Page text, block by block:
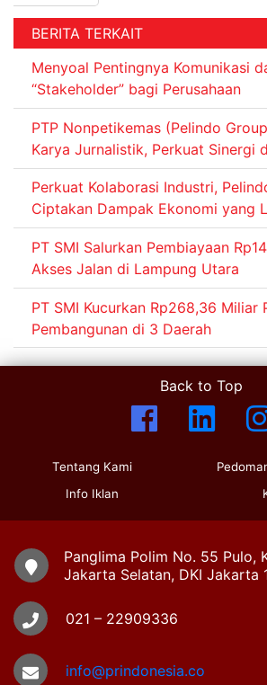
BERITA TERKAIT
Menyoal Pentingnya Komunikasi
“Stakeholder” bagi Perusahaan
PTP Nonpetikemas (Pelindo
Karya Jurnalistik, Perkuat Sinergi
Perkuat Kolaborasi Industri,
Ciptakan Dampak Ekonomi yang
PT SMI Salurkan Pembiayaan
Akses Jalan di Lampung Utara
PT SMI Kucurkan Rp268,36 Miliar
Pembangunan di 3 Daerah
Back to Top
Tentang Kami
Info Iklan
Panglima Polim No. 55 Pulo,
Jakarta Selatan, DKI Jakarta
021 – 22909336
info@prindonesia.co